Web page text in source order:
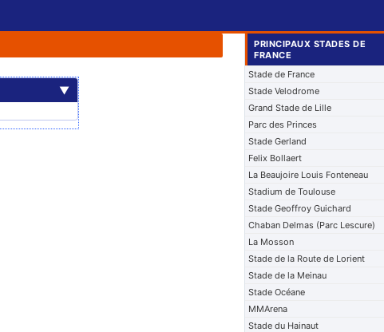
▼
PRINCIPAUX STADES DE
FRANCE
Stade de France
Stade Velodrome
Grand Stade de Lille
Parc des Princes
Stade Gerland
Felix Bollaert
La Beaujoire Louis Fonteneau
Stadium de Toulouse
Stade Geoffroy Guichard
Chaban Delmas (Parc Lescure)
La Mosson
Stade de la Route de Lorient
Stade de la Meinau
Stade Océane
MMArena
Stade du Hainaut